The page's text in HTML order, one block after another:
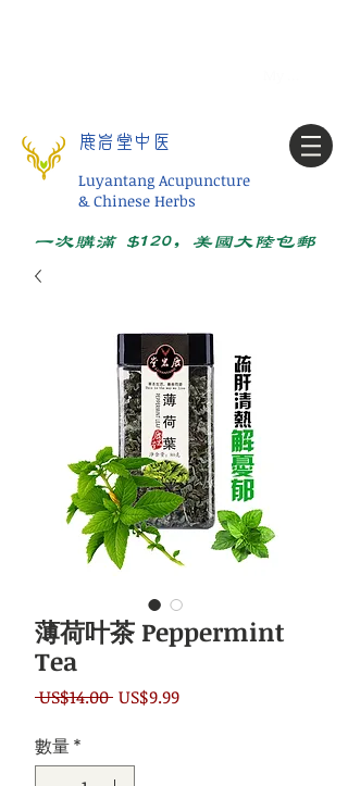
鹿岩堂中医
Luyantang Acupuncture
& Chinese Herbs
一次购满 $120，美国大陆包邮
薄荷叶茶 Peppermint
Tea
US$14.00 一
格
US$9.99促
數量*